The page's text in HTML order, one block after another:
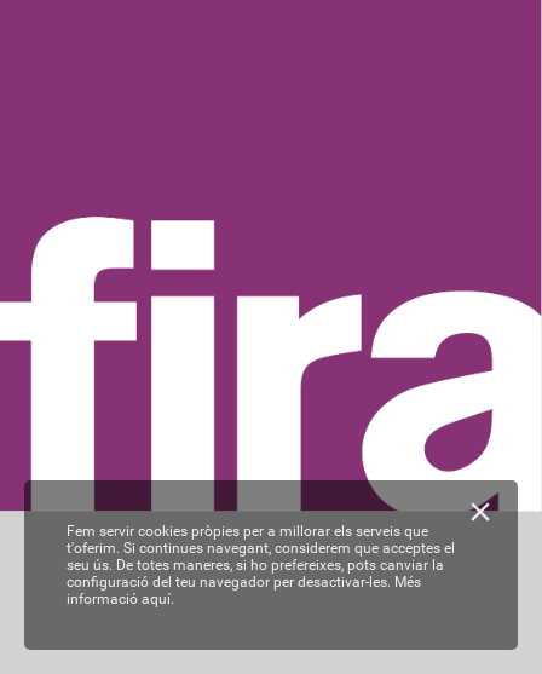
Fem servir cookies pròpies per a millorar els serveis que
t'oferim. Si continues navegant, considerem que acceptes el
seu ús. De totes maneres, si ho prefereixes, pots canviar la
configuració del teu navegador per desactivar-les. Més
informació aquí.